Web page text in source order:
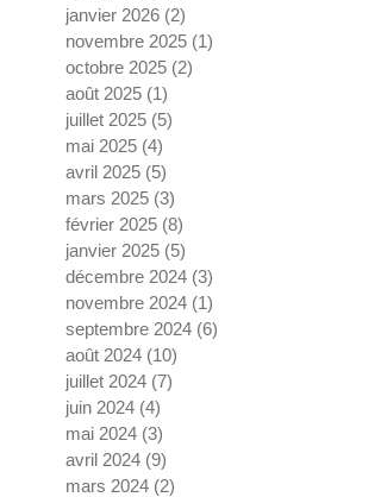
janvier 2026 (2)
novembre 2025 (1)
octobre 2025 (2)
août 2025 (1)
juillet 2025 (5)
mai 2025 (4)
avril 2025 (5)
mars 2025 (3)
février 2025 (8)
janvier 2025 (5)
décembre 2024 (3)
novembre 2024 (1)
septembre 2024 (6)
août 2024 (10)
juillet 2024 (7)
juin 2024 (4)
mai 2024 (3)
avril 2024 (9)
mars 2024 (2)